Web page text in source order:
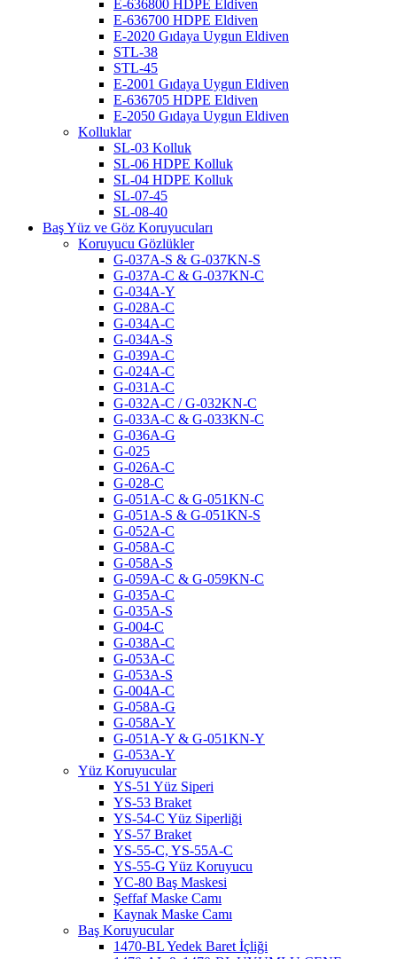
E-636800 HDPE Eldiven
E-636700 HDPE Eldiven
E-2020 Gıdaya Uygun Eldiven
STL-38
STL-45
E-2001 Gıdaya Uygun Eldiven
E-636705 HDPE Eldiven
E-2050 Gıdaya Uygun Eldiven
Kolluklar
SL-03 Kolluk
SL-06 HDPE Kolluk
SL-04 HDPE Kolluk
SL-07-45
SL-08-40
Baş Yüz ve Göz Koruyucuları
Koruyucu Gözlükler
G-037A-S & G-037KN-S
G-037A-C & G-037KN-C
G-034A-Y
G-028A-C
G-034A-C
G-034A-S
G-039A-C
G-024A-C
G-031A-C
G-032A-C / G-032KN-C
G-033A-C & G-033KN-C
G-036A-G
G-025
G-026A-C
G-028-C
G-051A-C & G-051KN-C
G-051A-S & G-051KN-S
G-052A-C
G-058A-C
G-058A-S
G-059A-C & G-059KN-C
G-035A-C
G-035A-S
G-004-C
G-038A-C
G-053A-C
G-053A-S
G-004A-C
G-058A-G
G-058A-Y
G-051A-Y & G-051KN-Y
G-053A-Y
Yüz Koruyucular
YS-51 Yüz Siperi
YS-53 Braket
YS-54-C Yüz Siperliği
YS-57 Braket
YS-55-C, YS-55A-C
YS-55-G Yüz Koruyucu
YC-80 Baş Maskesi
Şeffaf Maske Camı
Kaynak Maske Camı
Baş Koruyucular
1470-BL Yedek Baret İçliği